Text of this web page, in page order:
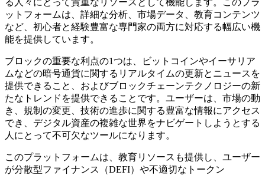
ットフォームは、詳細な分析、市場データ、教育コンテンツ
など、初心者と経験豊富な専門家の両方に対応する幅広い機
能を提供しています。
ブロックの重要な利点の1つは、ビットコインやイーサリア
ムなどの暗号通貨に関するリアルタイムの更新とニュースを
提供できること、およびブロックチェーンテクノロジーの新
たなトレンドを提供できることです。ユーザーは、市場の動
き、規制の変更、技術の進歩に関する豊富な情報にアクセス
でき、デジタル資産の複雑な世界をナビゲートしようとする
人にとって不可欠なツールになります。
このプラットフォームは、教育リソースも提供し、ユーザー
が分散型ファイナンス（DEFI）や不適切なトークン